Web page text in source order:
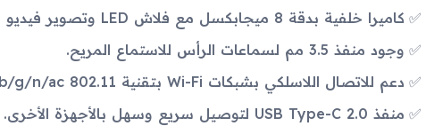
كاميرا خلفية بدقة 8 ميجابكسل مع فلاش LED وتصوير فيديو بدقة 1080p.
وجود منفذ 3.5 مم لسماعات الرأس للاستماع المريح.
دعم للاتصال اللاسلكي بشبكات Wi-Fi بتقنية 802.11 a/b/g/n/ac ومزدوج النطاق.
منفذ USB Type-C 2.0 لتوصيل سريع وسهل بالأجهزة الأخرى.